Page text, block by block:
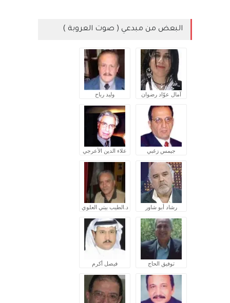
البعض من مبدعي ( صوت العروبة )
آمال عوّاد رضوان وليد رباح
جيمس زغبي علاء الدين الأعرجي
رشاد أبو شاور د.الطيب بيتي العلوي
توفيق الحاج فيصل أكرم